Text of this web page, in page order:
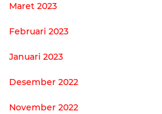
Maret 2023
Februari 2023
Januari 2023
Desember 2022
November 2022